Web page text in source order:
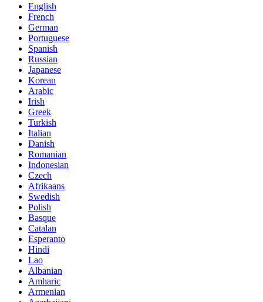
English
French
German
Portuguese
Spanish
Russian
Japanese
Korean
Arabic
Irish
Greek
Turkish
Italian
Danish
Romanian
Indonesian
Czech
Afrikaans
Swedish
Polish
Basque
Catalan
Esperanto
Hindi
Lao
Albanian
Amharic
Armenian